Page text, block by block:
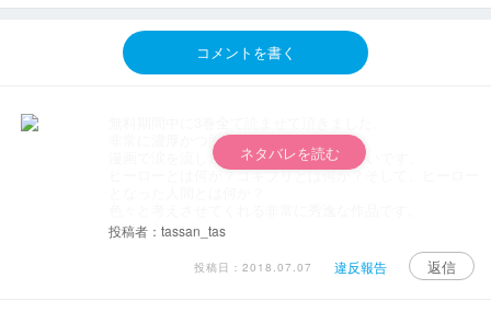
コメントを書く
非常に濃厚かつ胸が熱くなりました。
漫画で涙を流したのは実に10年振りくらいです。
ヒーローとは何か？ゴキブリとは何か？そして、ヒーロー
ネタバレを読む
投稿者：tassan_tas
投稿日：2018.07.07 違反報告 返信